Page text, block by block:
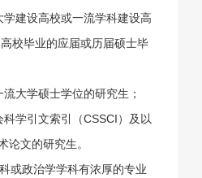
学建设高校或一流学科建设高
校毕业的应届或历届硕士毕
流大学硕士学位的研究生；
科学引文索引（CSSCI）及以
论文的研究生。
或政治学学科有浓厚的专业